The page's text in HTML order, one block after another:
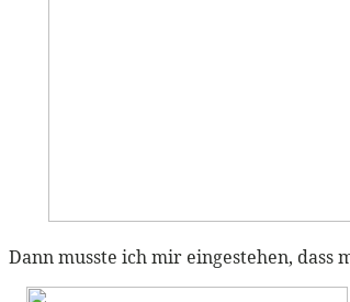
Dann musste ich mir eingestehen,